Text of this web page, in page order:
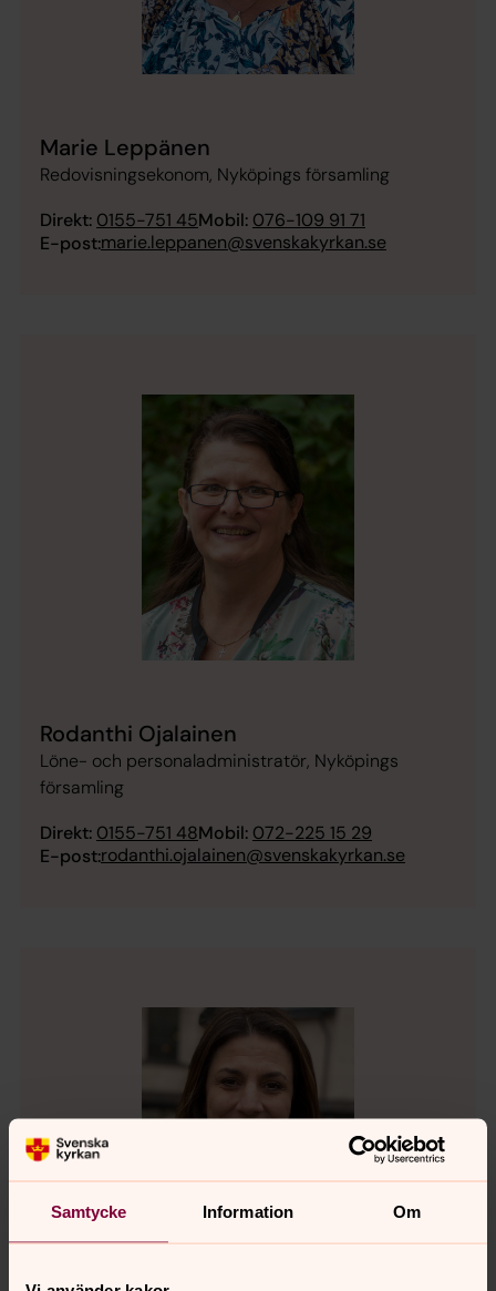
Samtycke Information Om
Marie Leppänen
Redovisningsekonom, Nyköpings församling
Direkt: 0155-751 45Mobil: 076-109 91 71
E-post:marie.leppanen@svenskakyrkan.se
Rodanthi Ojalainen
Löne- och personaladministratör, Nyköpings
församling
Direkt: 0155-751 48Mobil: 072-225 15 29
E-post:rodanthi.ojalainen@svenskakyrkan.se